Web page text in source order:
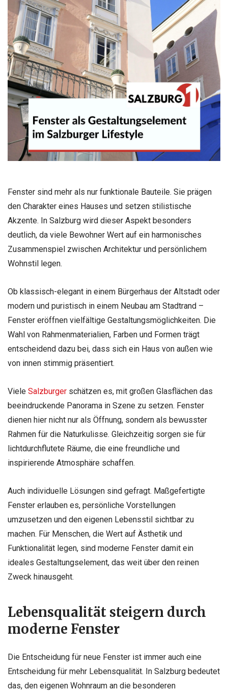
Fenster sind mehr als nur funktionale Bauteile. Sie prägen
den Charakter eines Hauses und setzen stilistische
Akzente. In Salzburg wird dieser Aspekt besonders
deutlich, da viele Bewohner Wert auf ein harmonisches
Zusammenspiel zwischen Architektur und persönlichem
Wohnstil legen.
Ob klassisch-elegant in einem Bürgerhaus der Altstadt oder
modern und puristisch in einem Neubau am Stadtrand –
Fenster eröffnen vielfältige Gestaltungsmöglichkeiten. Die
Wahl von Rahmenmaterialien, Farben und Formen trägt
entscheidend dazu bei, dass sich ein Haus von außen wie
von innen stimmig präsentiert.
Viele Salzburger schätzen es, mit großen Glasflächen das
beeindruckende Panorama in Szene zu setzen. Fenster
dienen hier nicht nur als Öffnung, sondern als bewusster
Rahmen für die Naturkulisse. Gleichzeitig sorgen sie für
lichtdurchflutete Räume, die eine freundliche und
inspirierende Atmosphäre schaffen.
Auch individuelle Lösungen sind gefragt. Maßgefertigte
Fenster erlauben es, persönliche Vorstellungen
umzusetzen und den eigenen Lebensstil sichtbar zu
machen. Für Menschen, die Wert auf Ästhetik und
Funktionalität legen, sind moderne Fenster damit ein
ideales Gestaltungselement, das weit über den reinen
Zweck hinausgeht.
Lebensqualität steigern durch
moderne Fenster
Die Entscheidung für neue Fenster ist immer auch eine
Entscheidung für mehr Lebensqualität. In Salzburg bedeutet
das, den eigenen Wohnraum an die besonderen